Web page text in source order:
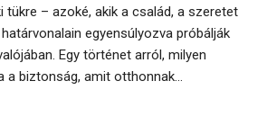
tükre – azoké, akik a család, a szeretet
egyensúlyozva próbálják
Egy történet arról, milyen
a biztonság, amit otthonnak...